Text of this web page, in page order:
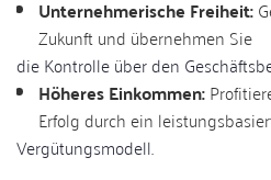
Unternehmerische Freiheit:
Zukunft und übernehmen Sie
die Kontrolle über den
Höheres Einkommen:
Erfolg durch ein
Vergütungsmodell.